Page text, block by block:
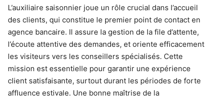
L’auxiliaire saisonnier joue un rôle crucial dans l’accueil
des clients, qui constitue le premier point de contact en
agence bancaire. Il assure la gestion de la file d’attente,
l’écoute attentive des demandes, et oriente efficacement
les visiteurs vers les conseillers spécialisés. Cette
mission est essentielle pour garantir une expérience
client satisfaisante, surtout durant les périodes de forte
affluence estivale. Une bonne maîtrise de la